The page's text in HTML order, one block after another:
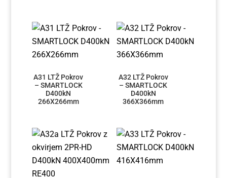
A31 LTŽ Pokrov
– SMARTLOCK
D400kN
266X266mm
A32 LTŽ Pokrov
– SMARTLOCK
D400kN
366X366mm